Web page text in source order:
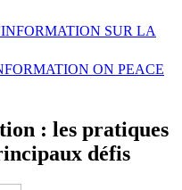
SUR LA
ON PEACE
: les pratiques
défis